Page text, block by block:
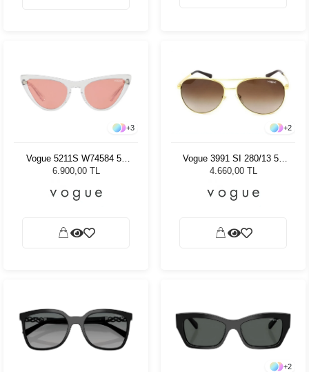
+3
Vogue 5211S W74584 54
Kadın Güneş Gözlüğü
6.900,00 TL
+2
Vogue 3991 SI 280/13 58
Kadın Güneş Gözlüğü
4.660,00 TL
+2